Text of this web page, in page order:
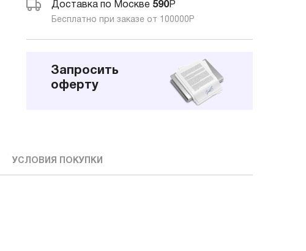
Доставка по Москве 590Р
Бесплатно при заказе от 100000 Р
Запросить
оферту
УСЛОВИЯ ПОКУПКИ